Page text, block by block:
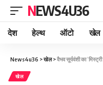
NEWS4U36
देश हेल्थ ऑटो खेल
News4u36 >खेल>वैभव सूर्यवंशी का
खेल